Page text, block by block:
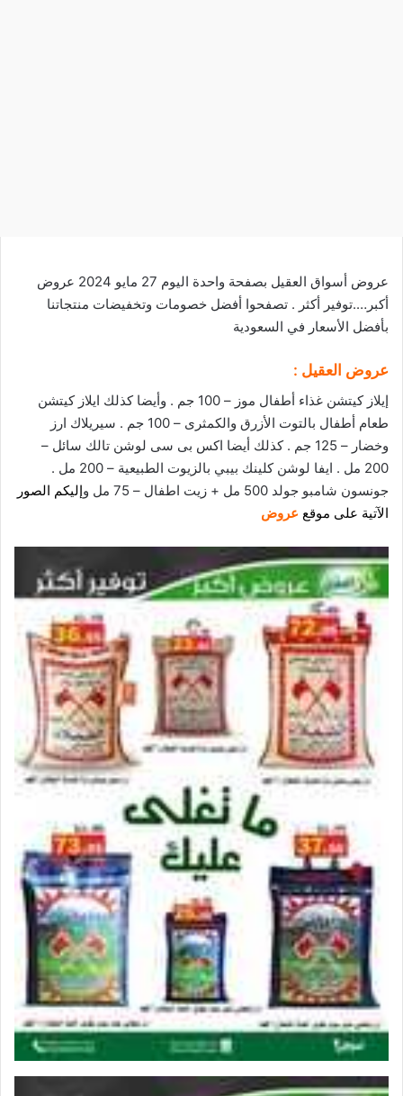
عروض أسواق العقيل بصفحة واحدة اليوم 27 مايو 2024 عروض
أكبر….توفير أكثر . تصفحوا أفضل خصومات وتخفيضات منتجاتنا
بأفضل الأسعار في السعودية
عروض العقيل :
إيلاز كيتشن غذاء أطفال موز – 100 جم . وأيضا كذلك ايلاز كيتشن
طعام أطفال بالتوت الأزرق والكمثرى – 100 جم . سيريلاك ارز
وخضار – 125 جم . كذلك أيضا اكس بى سى لوشن تالك سائل –
200 مل . ايفا لوشن كلينك بيبي بالزيوت الطبيعية – 200 مل .
جونسون شامبو جولد 500 مل + زيت اطفال – 75 مل و
إليكم الصور
الآتية على موقع عروض